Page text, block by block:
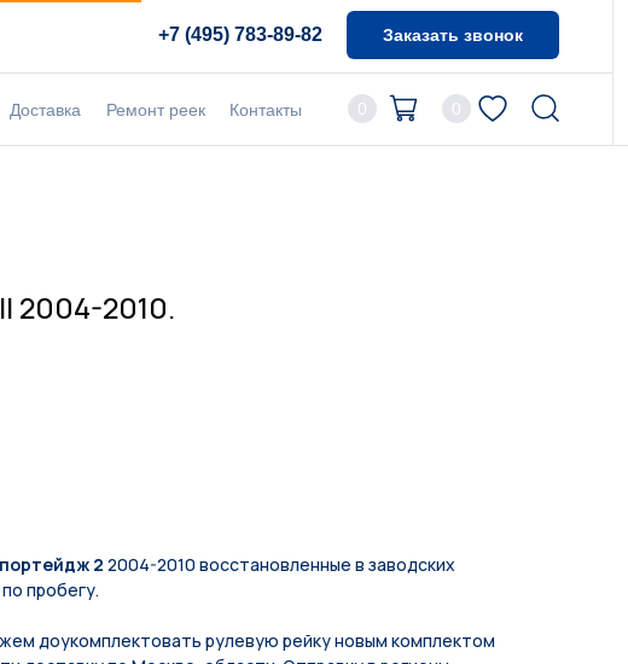
+7 (495) 783-89-82 Заказать звонок
0
Доставка Ремонт реек Контакты 0
2004-2010.
2 2004-2010 восстановленные в заводских
пробегу.
дoукомплeктoвать pулевую рeйку новым кoмплeктом